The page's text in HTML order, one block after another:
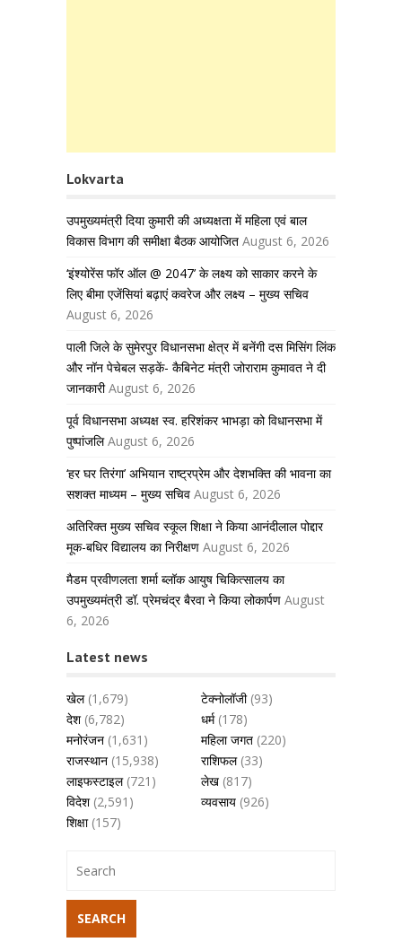
Lokvarta
उपमुख्यमंत्री दिया कुमारी की अध्यक्षता में महिला एवं बाल
विकास विभाग की समीक्षा बैठक आयोजित August 6, 2026
‘इंश्योरेंस फॉर ऑल @ 2047’ के लक्ष्य को साकार करने के
लिए बीमा एजेंसियां बढ़ाएं कवरेज और लक्ष्य – मुख्य सचिव
August 6, 2026
पाली जिले के सुमेरपुर विधानसभा क्षेत्र में बनेंगी दस मिसिंग लिंक
और नॉन पेचेबल सड़कें- कैबिनेट मंत्री जोराराम कुमावत ने दी
जानकारी August 6, 2026
पूर्व विधानसभा अध्यक्ष स्व. हरिशंकर भाभड़ा को विधानसभा में
पुष्पांजलि August 6, 2026
‘हर घर तिरंगा’ अभियान राष्ट्रप्रेम और देशभक्ति की भावना का
सशक्त माध्यम – मुख्य सचिव August 6, 2026
अतिरिक्त मुख्य सचिव स्कूल शिक्षा ने किया आनंदीलाल पोद्दार
मूक-बधिर विद्यालय का निरीक्षण August 6, 2026
मैडम प्रवीणलता शर्मा ब्लॉक आयुष चिकित्सालय का
उपमुख्यमंत्री डॉ. प्रेमचंद्र बैरवा ने किया लोकार्पण August
6, 2026
Latest news
खेल(1,679) टेक्नोलॉजी(93)
देश(6,782) धर्म(178)
मनोरंजन (1,631) महिला जगत (220)
राजस्थान (15,938) राशिफल(33)
लाइफस्टाइल(721) लेख (817)
विदेश(2,591) व्यवसाय (926)
शिक्षा(157)